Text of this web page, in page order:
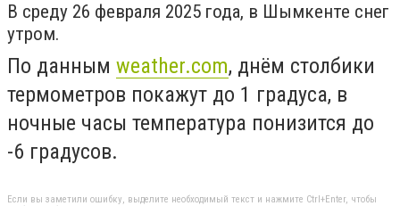
В среду 26 февраля 2025 года, в Шымкенте снег
утром.
По данным weather.com, днём столбики
термометров покажут до 1 градуса, в
ночные часы температура понизится до
-6 градусов.
Если вы заметили ошибку, выделите необходимый текст и нажмите Ctrl+Enter, чтобы